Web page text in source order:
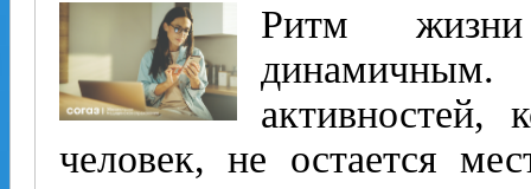
Ритм
активностей,
человек, не остается